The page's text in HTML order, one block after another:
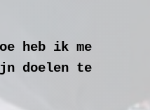
heb ik me
doelen te